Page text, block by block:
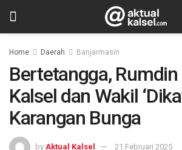
Home Daerah Banjarmasin
Bertetangga,
Kalsel dan Wakil
Karangan Bunga
by Aktual Kalsel 21 Februari 2025